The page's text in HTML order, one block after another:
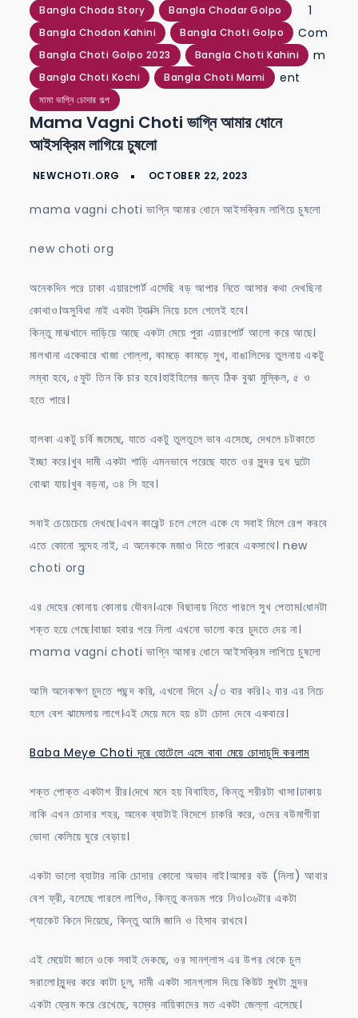
Bangla Choda Story Bangla Chodar Golpo
Bangla Chodon Kahini Bangla Choti Golpo
Bangla Choti Golpo 2023 Bangla Choti Kahini
Bangla Choti Kochi Bangla Choti Mami
মামা ভাগ্নি চোদার গল্প
1
Com
m
ent
ধোনে
Mama Vagni Choti ভাগ্নি আমার ধোনে
আইসক্রিম লাগিয়ে চুষলো
mama vagni choti ভাগ্নি আমার ধোনে আইসক্রিম লাগিয়ে চুষলো
new choti org
অনেকদিন পরে ঢাকা এয়ারপোর্ট এসেছি বড় আপার নিতে আসার কথা দেখছিনা
কোথাও।অসুবিধা নাই একটা ট্যাক্সি নিয়ে চলে গেলেই হবে।
কিন্তু মাঝখানে দাড়িয়ে আছে একটা মেয়ে পুরা এয়ারপোর্ট আলো করে আছে।
মালখানা একেবারে খাজা গোল্লা, কামড়ে কামড়ে সুখ, বাঙালিদের তুলনায় একটু
লম্বা হবে, ৫ফুট তিন কি চার হবে।হাইহিলের জন্য ঠিক বুঝা মুস্কিল, ৫ ও
হতে পারে।
হালকা একটু চর্বি জমেছে, যাতে একটু তুলতুলে ভাব এসেছে, দেখলে চটকাতে
ইচ্ছা করে।খুব দামী একটা শাড়ি এমনভাবে পরেছে যাতে ওর সুন্দর দুধ দুটো
বোঝা যায়।খুব বড়না, ৩৪ সি হবে।
সবাই চেয়েচেয়ে দেখছে।এখন কারেন্ট চলে গেলে একে যে সবাই মিলে রেপ করবে
এতে কোনো সন্দেহ নাই, এ অনেককে মজাও দিতে পারবে একসাথে। new
choti org
এর দেহের কোনায় কোনায় যৌবন।একে বিছানায় নিতে পারলে সুখ পেতাম।ধোনটা
শক্ত হয়ে গেছে।বাচ্চা হবার পরে নিলা এখনো ভালো করে চুদতে দেয় না।
mama vagni choti ভাগ্নি আমার ধোনে আইসক্রিম লাগিয়ে চুষলো
আমি অনেকক্ষণ চুদতে পছন্দ করি, এখনো দিনে ২/৩ বার করি।২ বার এর নিচে
হলে বেশ ঝামেলায় লাগে।এই মেয়ে মনে হয় ৪টা চোদা দেবে একবারে।
Baba Meye Choti দূরে হোটেলে এসে বাবা মেয়ে চোদাচুদি করলাম
শক্ত পোক্ত একটাশ রীর।দেখে মনে হয় বিবাহিত, কিন্তু শরীরটা খাসা।ঢাকায়
নাকি এখন চোদার শহর, অনেক ব্যাটাই বিদেশে চাকরি করে, ওদের বউমাগীরা
ভোদা কেলিয়ে ঘুরে বেড়ায়।
একটা ভালো ব্যাটার নাকি চোদার কোনো অভাব নাই।আমার বউ (নিলা) আবার
বেশ ফ্রী, বলেছে পারলে লাগিও, কিন্তু কনডম পরে নিও।৩৬টার একটা
প্যাকেট কিনে দিয়েছে, কিন্তু আমি জানি ও হিসাব রাখবে।
এই মেয়েটা জানে ওকে সবাই দেকছে, ওর সানগ্লাস এর উপর থেকে চুল
সরালো।সুন্দর করে কাটা চুল, দামী একটা সানগ্লাস দিয়ে কিউট মুখটা সুন্দর
একটা ফ্রেম করে রেখেছে, বম্বের নায়িকাদের মত একটা জেল্লা এসেছে।